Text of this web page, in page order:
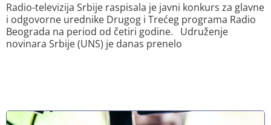
Radio-televizija Srbije raspisala je javni konkurs za glavne
i odgovorne urednike Drugog i Trećeg programa Radio
Beograda na period od četiri godine. Udruženje
novinara Srbije (UNS) je danas prenelo